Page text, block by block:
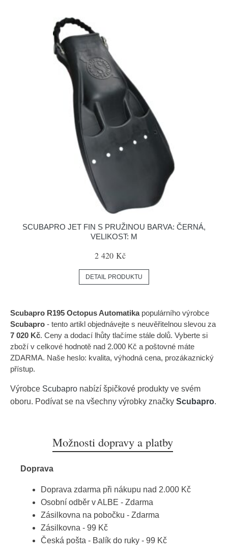
SCUBAPRO JET FIN S PRUŽINOU BARVA: ČERNÁ,
VELIKOST: M
2 420 Kč
DETAIL PRODUKTU
Scubapro R195 Octopus Automatikapopulárního výrobce
Scubapro - tento artikl objednávejte s neuvěřitelnou slevou za
7 020 Kč. Ceny a dodací lhůty tlačíme stále dolů. Vyberte si
zboží v celkové hodnotě nad 2.000 Kč a poštovné máte
ZDARMA. Naše heslo: kvalita, výhodná cena, prozákaznický
přístup.
Výrobce Scubapro nabízí špičkové produkty ve svém
oboru. Podívat se na všechny výrobky značky Scubapro.
Možnosti dopravy a platby
Doprava
Doprava zdarma při nákupu nad 2.000 Kč
Osobní odběr v ALBE - Zdarma
Zásilkovna na pobočku - Zdarma
Zásilkovna - 99 Kč
Česká pošta - Balík do ruky - 99 Kč